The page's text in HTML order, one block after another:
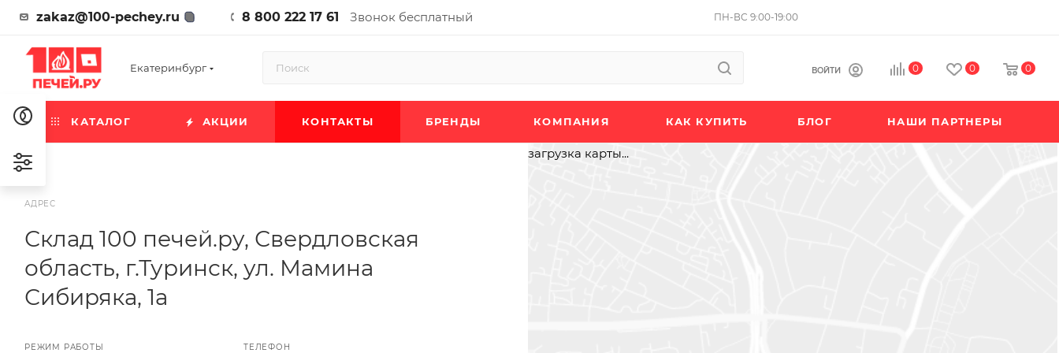
zakaz@100-pechey.ru 8 800 222 17 61 Звонок бесплатный ПН-ВС 9:00-19:00
Екатеринбург ВОЙТИ 0 0 0
КАТАЛОГ АКЦИИ КОНТАКТЫ БРЕНДЫ КОМПАНИЯ КАК КУПИТЬ БЛОГ НАШИ ПАРТНЕРЫ
АДРЕС
Склад 100 печей.ру, Свердловская
область, г.Туринск, ул. Мамина
Сибиряка, 1а
РЕЖИМ РАБОТЫ ТЕЛЕФОН
загрузка карты...